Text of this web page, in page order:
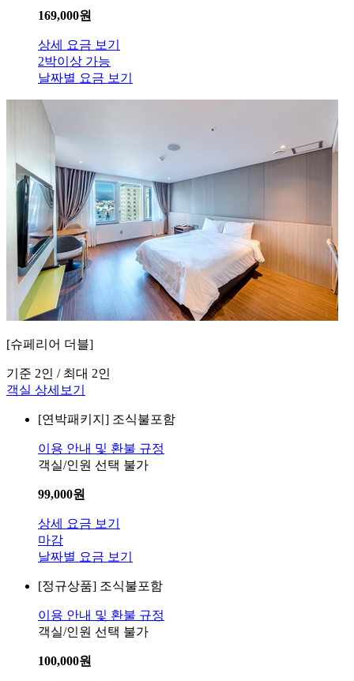
169,000원
상세 요금 보기
2박이상 가능
날짜별 요금 보기
[슈페리어 더블]
기준 2인 / 최대 2인
객실 상세보기
[연박패키지] 조식불포함
이용 안내 및 환불 규정
객실/인원 선택 불가
99,000원
상세 요금 보기
마감
날짜별 요금 보기
[정규상품] 조식불포함
이용 안내 및 환불 규정
객실/인원 선택 불가
100,000원